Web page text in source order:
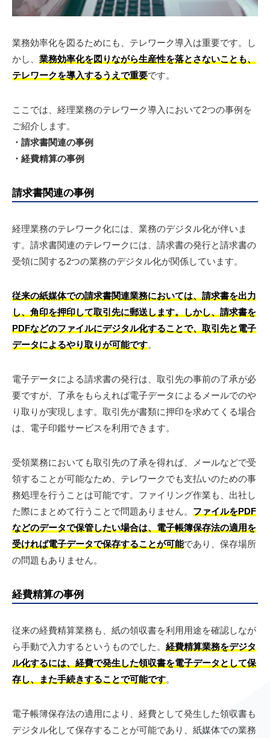
業務効率化を図るためにも、テレワーク導入は重要です。し
かし、 業務効率化を図りながら生産性を落とさないことも、
テレワークを導入するうえで重要です。
ここでは、経理業務のテレワーク導入において2つの事例を
ご紹介します。
・請求書関連の事例
・経費精算の事例
請求書関連の事例
経理業務のテレワーク化には、業務のデジタル化が伴いま
す。請求書関連のテレワークには、請求書の発行と請求書の
受領に関する2つの業務のデジタル化が関係しています。
従来の紙媒体での請求書関連業務においては、請求書を出力
し、角印を押印して取引先に郵送します。しかし、請求書を
PDFなどのファイルにデジタル化することで、取引先と電子
データによるやり取りが可能です。
電子データによる請求書の発行は、取引先の事前の了承が必
要ですが、了承をもらえれば電子データによるメールでのや
り取りが実現します。取引先が書類に押印を求めてくる場合
は、電子印鑑サービスを利用できます。
受領業務においても取引先の了承を得れば、メールなどで受
領することが可能なため、テレワークでも支払いのための事
務処理を行うことは可能です。ファイリング作業も、出社し
た際にまとめて行うことで問題ありません。 ファイルをPDF
などのデータで保管したい場合は、電子帳簿保存法の適用を
受ければ電子データで保存することが可能であり、保存場所
の問題もありません。
経費精算の事例
従来の経費精算業務も、紙の領収書を利用用途を確認しなが
ら手動で入力するというものでした。 経費精算業務をデジタ
ル化するには、経費で発生した領収書を電子データとして保
存し、また手続きすることで可能です。
電子帳簿保存法の適用により、経費として発生した領収書も
デジタル化して保存することが可能であり、紙媒体での業務